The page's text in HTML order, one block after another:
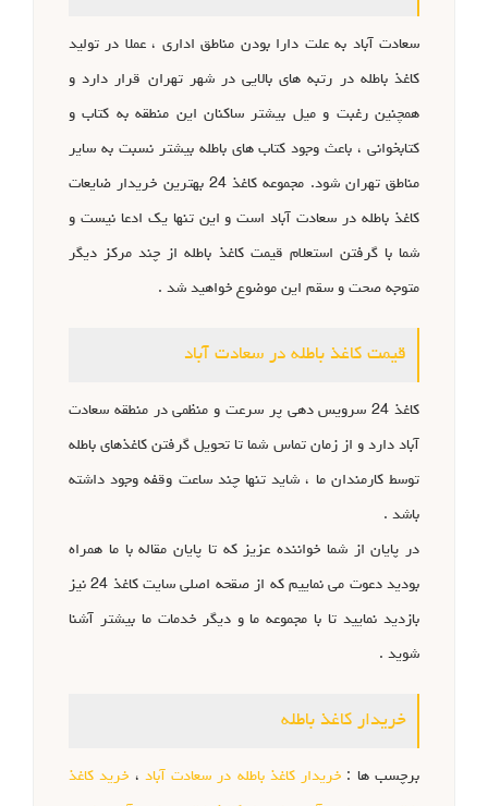
سعادت آباد به علت دارا بودن مناطق اداری ، عملا در تولید
کاغذ باطله در رتبه های بالایی در شهر تهران قرار دارد و
همچنین رغبت و میل بیشتر ساکنان این منطقه به کتاب و
کتابخوانی ، باعث وجود کتاب های باطله بیشتر نسبت به سایر
مناطق تهران شود. مجموعه کاغذ 24 بهترین خریدار ضایعات
کاغذ باطله در سعادت آباد است و این تنها یک ادعا نیست و
شما با گرفتن استعلام قیمت کاغذ باطله از چند مرکز دیگر
متوجه صحت و سقم این موضوع خواهید شد .
قیمت کاغذ باطله در سعادت آباد
کاغذ 24 سرویس دهی پر سرعت و منظمی در منطقه سعادت
آباد دارد و از زمان تماس شما تا تحویل گرفتن کاغذهای باطله
توسط کارمندان ما ، شاید تنها چند ساعت وقفه وجود داشته
باشد .
در پایان از شما خواننده عزیز که تا پایان مقاله با ما همراه
بودید دعوت می نماییم که از صقحه اصلی سایت کاغذ 24 نیز
بازدید نمایید تا با مجموعه ما و دیگر خدمات ما بیشتر آشنا
شوید .
خریدار کاغذ باطله
برچسب ها : خریدار کاغذ باطله در سعادت آباد ، خرید کاغذ